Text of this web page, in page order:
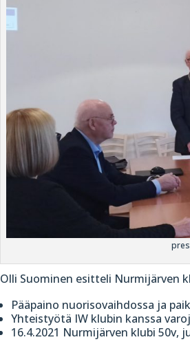
Olli Suominen esitteli Nurmijärven
Pääpaino nuorisovaihdossa ja
Yhteistyötä IW klubin kanssa
16.4.2021 Nurmijärven klubi 50v,